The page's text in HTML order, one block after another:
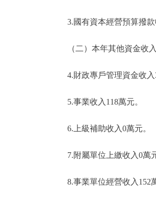
3.國有資本經營預算撥款
（二）本年其他資金收入
4.財政專戶管理資金收入
5.事業收入118萬元。
6.上級補助收入0萬元。
7.附屬單位上繳收入0萬元
8.事業單位經營收入152萬